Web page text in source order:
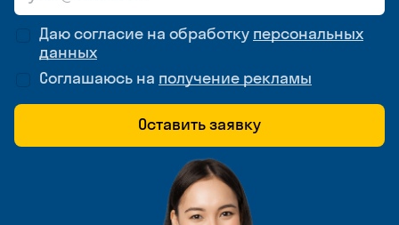
Даю согласие на обработку персональных
данных
Соглашаюсь на получение рекламы
Оставить заявку